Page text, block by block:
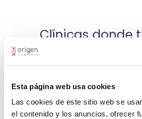
Esta página web usa cookies
Las cookies de este sitio web se
el contenido y los anuncios, ofrecer
Clínicas donde
Calle Ramon Gallud, 85,